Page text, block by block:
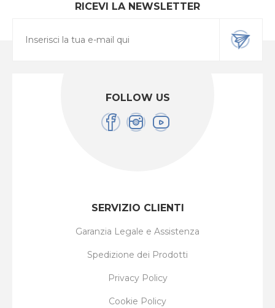
RICEVI LA NEWSLETTER
FOLLOW US
SERVIZIO CLIENTI
Garanzia Legale e Assistenza
Spedizione dei Prodotti
Privacy Policy
Cookie Policy